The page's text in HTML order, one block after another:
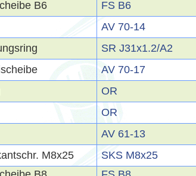
B6
FS B6
AV 70-14
SR J31x1.2/A2
AV 70-17
OR
OR
AV 61-13
M8x25
SKS M8x25